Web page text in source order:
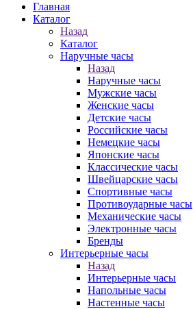
Главная
Каталог
Назад
Каталог
Наручные часы
Назад
Наручные часы
Мужские часы
Женские часы
Детские часы
Российские часы
Немецкие часы
Японские часы
Классические часы
Швейцарские часы
Спортивные часы
Противоударные часы
Механические часы
Электронные часы
Бренды
Интерьерные часы
Назад
Интерьерные часы
Напольные часы
Настенные часы